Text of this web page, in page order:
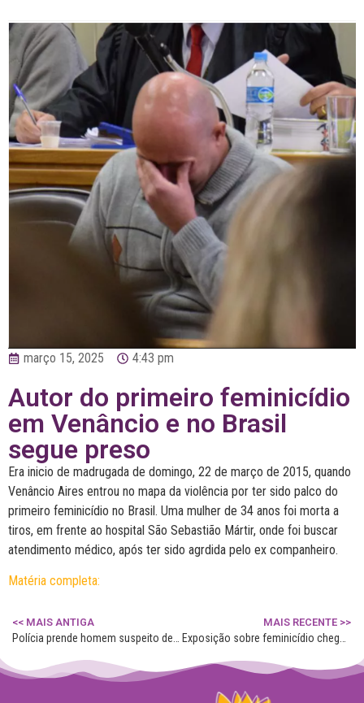
março 15, 2025 4:43 pm
Autor do primeiro feminicídio
em Venâncio e no Brasil
segue preso
Era inicio de madrugada de domingo, 22 de março de 2015, quando
Venâncio Aires entrou no mapa da violência por ter sido palco do
primeiro feminicídio no Brasil. Uma mulher de 34 anos foi morta a
tiros, em frente ao hospital São Sebastião Mártir, onde foi buscar
atendimento médico, após ter sido agrdida pelo ex companheiro.
Matéria completa:
<< MAIS ANTIGA MAIS RECENTE >>